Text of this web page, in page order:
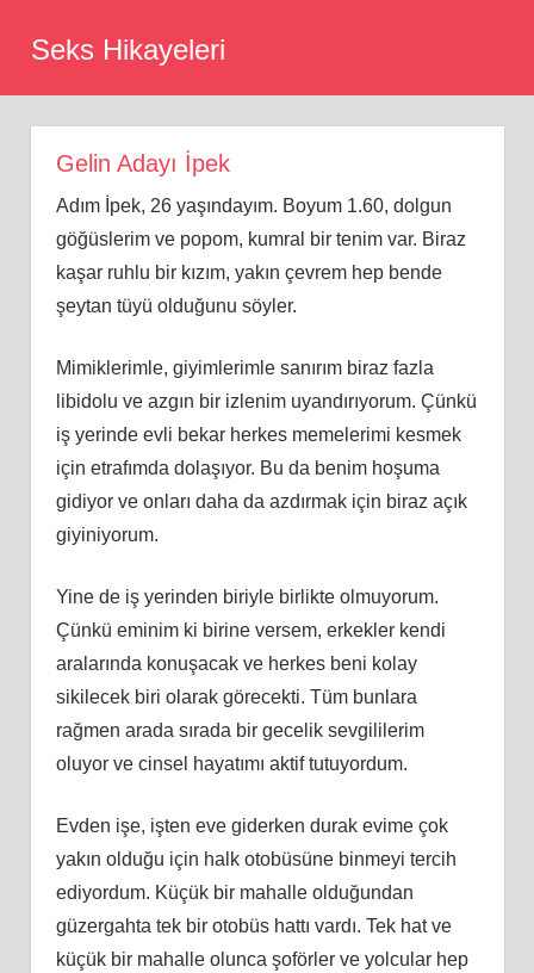
Seks Hikayeleri
Gelin Adayı İpek
Adım İpek, 26 yaşındayım. Boyum 1.60, dolgun
göğüslerim ve popom, kumral bir tenim var. Biraz
kaşar ruhlu bir kızım, yakın çevrem hep bende
şeytan tüyü olduğunu söyler.
Mimiklerimle, giyimlerimle sanırım biraz fazla
libidolu ve azgın bir izlenim uyandırıyorum. Çünkü
iş yerinde evli bekar herkes memelerimi kesmek
için etrafımda dolaşıyor. Bu da benim hoşuma
gidiyor ve onları daha da azdırmak için biraz açık
giyiniyorum.
Yine de iş yerinden biriyle birlikte olmuyorum.
Çünkü eminim ki birine versem, erkekler kendi
aralarında konuşacak ve herkes beni kolay
sikilecek biri olarak görecekti. Tüm bunlara
rağmen arada sırada bir gecelik sevgililerim
oluyor ve cinsel hayatımı aktif tutuyordum.
Evden işe, işten eve giderken durak evime çok
yakın olduğu için halk otobüsüne binmeyi tercih
ediyordum. Küçük bir mahalle olduğundan
güzergahta tek bir otobüs hattı vardı. Tek hat ve
küçük bir mahalle olunca şoförler ve yolcular hep